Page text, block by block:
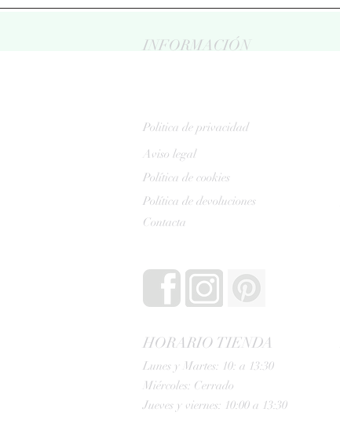
INFORMACIÓN
Politica de privacidad
Aviso legal
Política de cookies
Política de devoluciones
Contacta
HORARIO TIENDA
Lunes y Martes: 10: a 13:30
Miércoles: Cerrado
Jueves y viernes: 10:00 a 13:30